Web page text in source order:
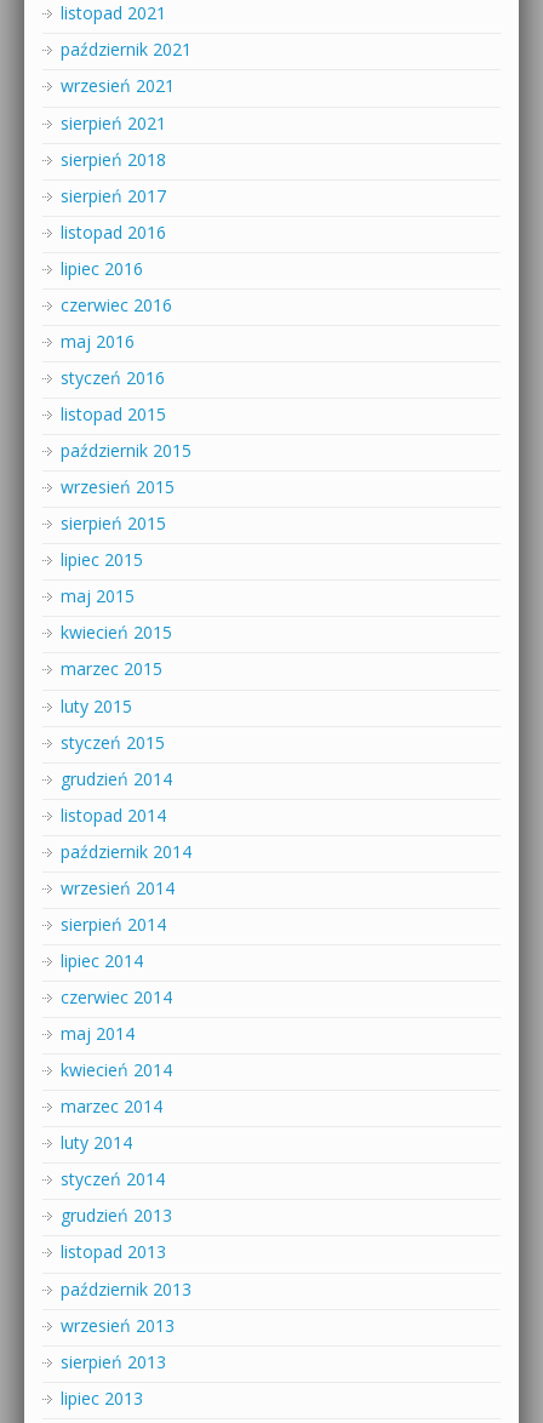
listopad 2021
październik 2021
wrzesień 2021
sierpień 2021
sierpień 2018
sierpień 2017
listopad 2016
lipiec 2016
czerwiec 2016
maj 2016
styczeń 2016
listopad 2015
październik 2015
wrzesień 2015
sierpień 2015
lipiec 2015
maj 2015
kwiecień 2015
marzec 2015
luty 2015
styczeń 2015
grudzień 2014
listopad 2014
październik 2014
wrzesień 2014
sierpień 2014
lipiec 2014
czerwiec 2014
maj 2014
kwiecień 2014
marzec 2014
luty 2014
styczeń 2014
grudzień 2013
listopad 2013
październik 2013
wrzesień 2013
sierpień 2013
lipiec 2013